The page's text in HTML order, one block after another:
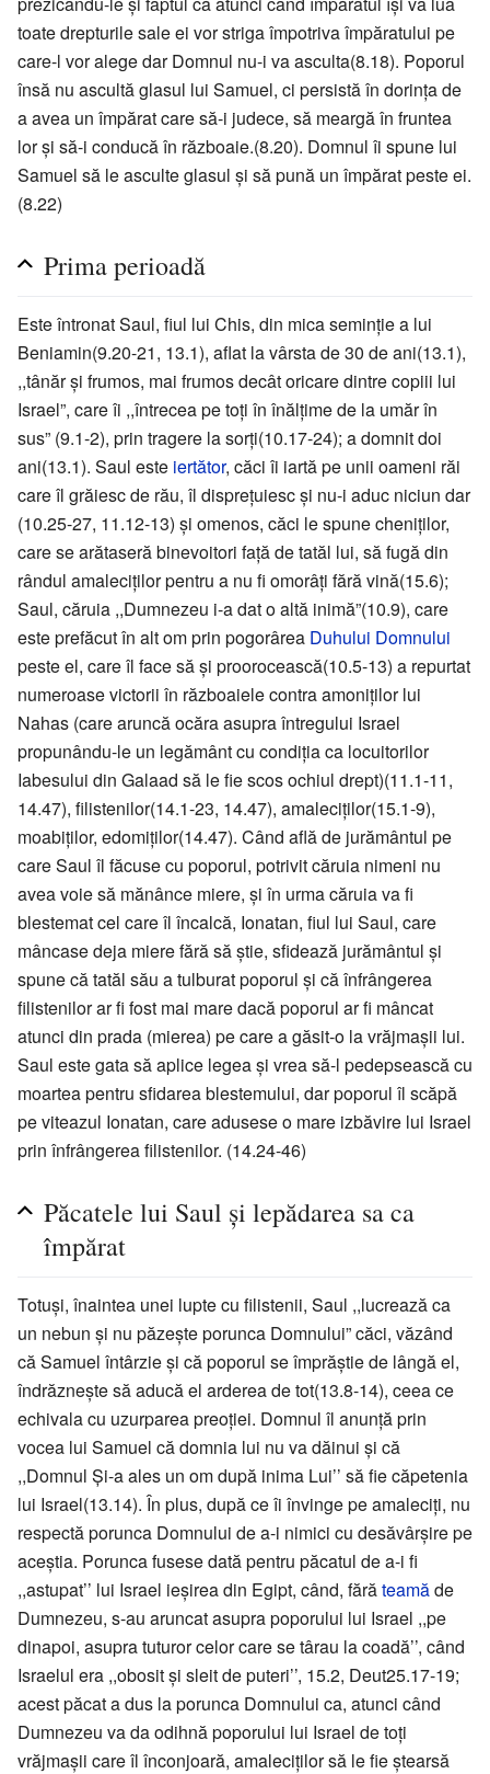
toate drepturile sale ei vor striga împotriva împăratului pe
care-l vor alege dar Domnul nu-i va asculta(8.18). Poporul
însă nu ascultă glasul lui Samuel, ci persistă în dorinţa de
a avea un împărat care să-i judece, să meargă în fruntea
lor şi să-i conducă în războaie.(8.20). Domnul îi spune lui
Samuel să le asculte glasul şi să pună un împărat peste ei.
(8.22)
Prima perioadă
Este întronat Saul, fiul lui Chis, din mica seminţie a lui
Beniamin(9.20-21, 13.1), aflat la vârsta de 30 de ani(13.1),
,,tânăr şi frumos, mai frumos decât oricare dintre copiii lui
Israel”, care îi ,,întrecea pe toţi în înălţime de la umăr în
sus” (9.1-2), prin tragere la sorţi(10.17-24); a domnit doi
ani(13.1). Saul este iertător, căci îi iartă pe unii oameni răi
care îl grăiesc de rău, îl dispreţuiesc şi nu-i aduc niciun dar
(10.25-27, 11.12-13) şi omenos, căci le spune cheniţilor,
care se arătaseră binevoitori faţă de tatăl lui, să fugă din
rândul amaleciţilor pentru a nu fi omorâţi fără vină(15.6);
Saul, căruia ,,Dumnezeu i-a dat o altă inimă”(10.9), care
este prefăcut în alt om prin pogorârea Duhului Domnului
peste el, care îl face să şi proorocească(10.5-13) a repurtat
numeroase victorii în războaiele contra amoniţilor lui
Nahas (care aruncă ocăra asupra întregului Israel
propunându-le un legământ cu condiţia ca locuitorilor
Iabesului din Galaad să le fie scos ochiul drept)(11.1-11,
14.47), filistenilor(14.1-23, 14.47), amaleciţilor(15.1-9),
moabiţilor, edomiţilor(14.47). Când află de jurământul pe
care Saul îl făcuse cu poporul, potrivit căruia nimeni nu
avea voie să mănânce miere, şi în urma căruia va fi
blestemat cel care îl încalcă, Ionatan, fiul lui Saul, care
mâncase deja miere fără să ştie, sfidează jurământul şi
spune că tatăl său a tulburat poporul şi că înfrângerea
filistenilor ar fi fost mai mare dacă poporul ar fi mâncat
atunci din prada (mierea) pe care a găsit-o la vrăjmaşii lui.
Saul este gata să aplice legea şi vrea să-l pedepsească cu
moartea pentru sfidarea blestemului, dar poporul îl scăpă
pe viteazul Ionatan, care adusese o mare izbăvire lui Israel
prin înfrângerea filistenilor. (14.24-46)
Păcatele lui Saul şi lepădarea sa ca
împărat
Totuşi, înaintea unei lupte cu filistenii, Saul ,,lucrează ca
un nebun şi nu păzeşte porunca Domnului” căci, văzând
că Samuel întârzie şi că poporul se împrăştie de lângă el,
îndrăzneşte să aducă el arderea de tot(13.8-14), ceea ce
echivala cu uzurparea preoţiei. Domnul îl anunţă prin
vocea lui Samuel că domnia lui nu va dăinui şi că
,,Domnul Şi-a ales un om după inima Lui’’ să fie căpetenia
lui Israel(13.14). În plus, după ce îi învinge pe amaleciţi, nu
respectă porunca Domnului de a-i nimici cu desăvârşire pe
aceştia. Porunca fusese dată pentru păcatul de a-i fi
,,astupat’’ lui Israel ieşirea din Egipt, când, fărăteamăde
Dumnezeu, s-au aruncat asupra poporului lui Israel ,,pe
dinapoi, asupra tuturor celor care se târau la coadă’’, când
Israelul era ,,obosit şi sleit de puteri’’, 15.2, Deut25.17-19;
acest păcat a dus la porunca Domnului ca, atunci când
Dumnezeu va da odihnă poporului lui Israel de toţi
vrăjmaşii care îl înconjoară, amaleciţilor să le fie ştearsă